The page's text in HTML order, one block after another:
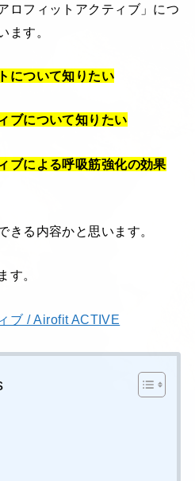
ロフィットアクティブ」につ
ます。
について知りたい
ブについて知りたい
ブによる呼吸筋強化の効果
きる内容かと思います。
す。
ブ / Airofit ACTIVE